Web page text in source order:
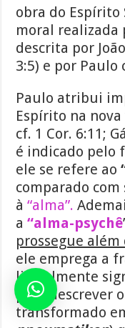
obra do Espírito
moral realizada
descrita por
3:5) e por Paulo
Paulo atribui
Espírito na
cf. 1 Cor. 6:11;
é indicado pelo
ele se refere ao
comparado
à “alma”.
a“alma-psychê
prossegue
ele emprega a
literalmente
para descrever
transformado